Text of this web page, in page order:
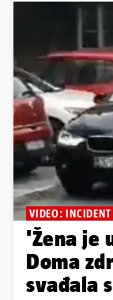
VIDEO: INCIDENT
'Žena je
Doma
svađala